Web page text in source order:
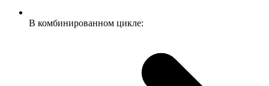
В комбинированном цикле: